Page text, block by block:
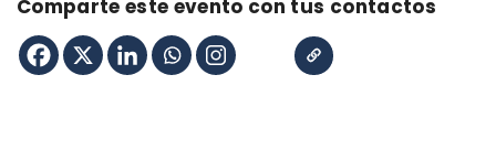
Comparte este evento con tus contactos